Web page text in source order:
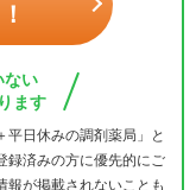
ない
ます
平日休みの調剤薬局」と
録済みの方に優先的にご
報が掲載されないことも